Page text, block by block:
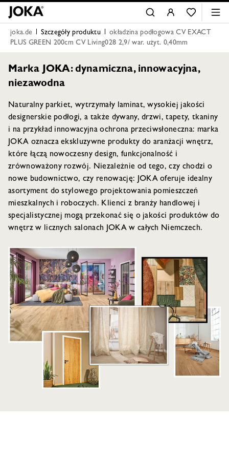
joka.de Szczegóły produktu
okładzina podłogowa CV EXACT
PLUS GREEN 200cm CV Living028 2,9/ war. użyt. 0,40mm
Marka JOKA: dynamiczna, innowacyjna,
niezawodna
Naturalny parkiet, wytrzymały laminat, wysokiej jakości
designerskie podłogi, a także dywany, drzwi, tapety, tkaniny
i na przykład innowacyjna ochrona przeciwsłoneczna: marka
JOKA oznacza ekskluzywne produkty do aranżacji wnętrz,
które łączą nowoczesny design, funkcjonalność i
zrównoważony rozwój. Niezależnie od tego, czy chodzi o
nowe budownictwo, czy renowację: JOKA oferuje idealny
asortyment do stylowego projektowania pomieszczeń
mieszkalnych i roboczych. Klienci z branży handlowej i
specjalistycznej mogą przekonać się o jakości produktów do
wnętrz w licznych salonach JOKA w całych Niemczech.